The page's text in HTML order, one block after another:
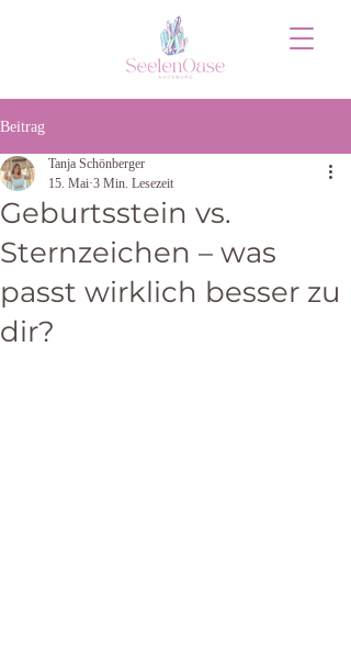
Beitrag
Geburtsstein vs.
Sternzeichen – was
passt wirklich besser zu
dir?
Tanja Schönberger
15. Mai 3 Min. Lesezeit